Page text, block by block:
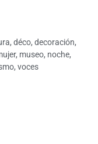
, déco, decoración,
, museo, noche,
, voces